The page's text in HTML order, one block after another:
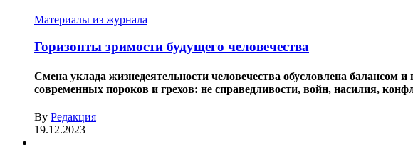
Материалы из журнала
Горизонты зримости будущего человечества
Смена уклада жизнедеятельности человечества обусловлена балансом
современных пороков и грехов: не справедливости, войн, насилия,
By Редакция
19.12.2023